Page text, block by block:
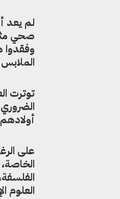
لم يعد
صحي
وفقدوا
توترت
على
العلوم